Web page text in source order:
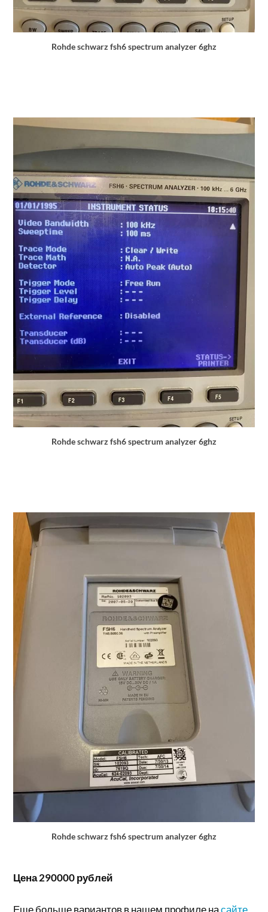
Rohde schwarz fsh6 spectrum analyzer 6ghz
Rohde schwarz fsh6 spectrum analyzer 6ghz
Rohde schwarz fsh6 spectrum analyzer 6ghz
Цена 290000 рублей
Еще больше вариантов в нашем профиле насайте